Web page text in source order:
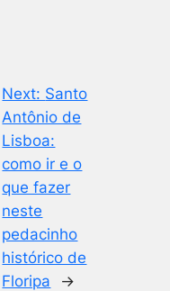
Next: Santo
Antônio de
Lisboa:
como ir e o
que fazer
neste
pedacinho
histórico de
Floripa
→